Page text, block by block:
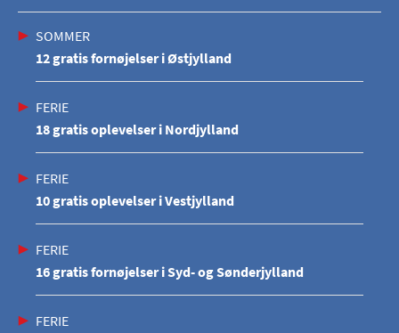
SOMMER
12 gratis fornøjelser i Østjylland
FERIE
18 gratis oplevelser i Nordjylland
FERIE
10 gratis oplevelser i Vestjylland
FERIE
16 gratis fornøjelser i Syd- og Sønderjylland
FERIE